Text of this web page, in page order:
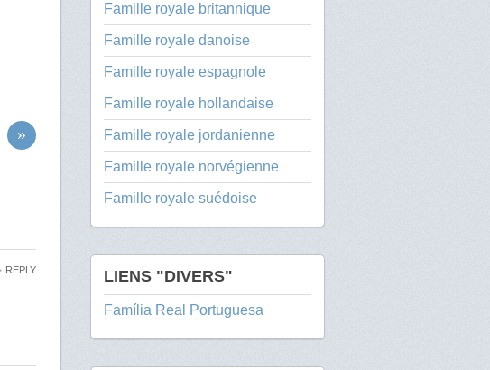
»
REPLY
Famille royale britannique
Famille royale danoise
Famille royale espagnole
Famille royale hollandaise
Famille royale jordanienne
Famille royale norvégienne
Famille royale suédoise
LIENS "DIVERS"
Família Real Portuguesa